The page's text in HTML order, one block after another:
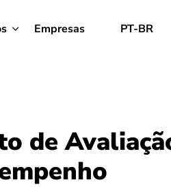
Empresas PT-BR
de